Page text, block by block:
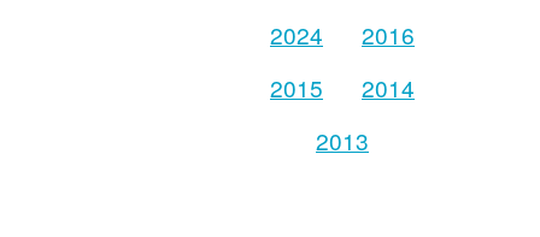
2024
2016
2015
2014
2013